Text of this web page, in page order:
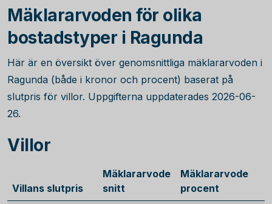
Mäklararvoden för olika
bostadstyper i Ragunda
Här är en översikt över genomsnittliga mäklararvoden i
Ragunda (både i kronor och procent) baserat på
slutpris för villor. Uppgifterna uppdaterades 2026-06-
26.
Villor
Villans slutpris
Mäklararvode
snitt
Mäklararvode
procent